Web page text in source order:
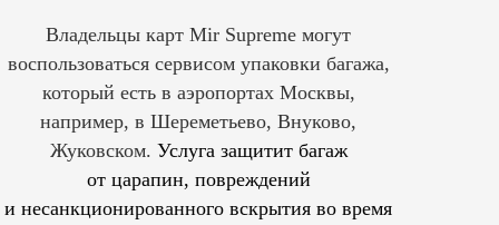
Владельцы карт Mir Supreme могут
воспользоваться сервисом упаковки багажа,
который есть в аэропортах Москвы,
например, в Шереметьево, Внуково,
Жуковском. Услуга защитит багаж
от царапин, повреждений
и несанкционированного вскрытия во время